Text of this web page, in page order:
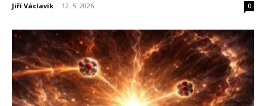
Jiří Václavík - 12. 5. 2026 0